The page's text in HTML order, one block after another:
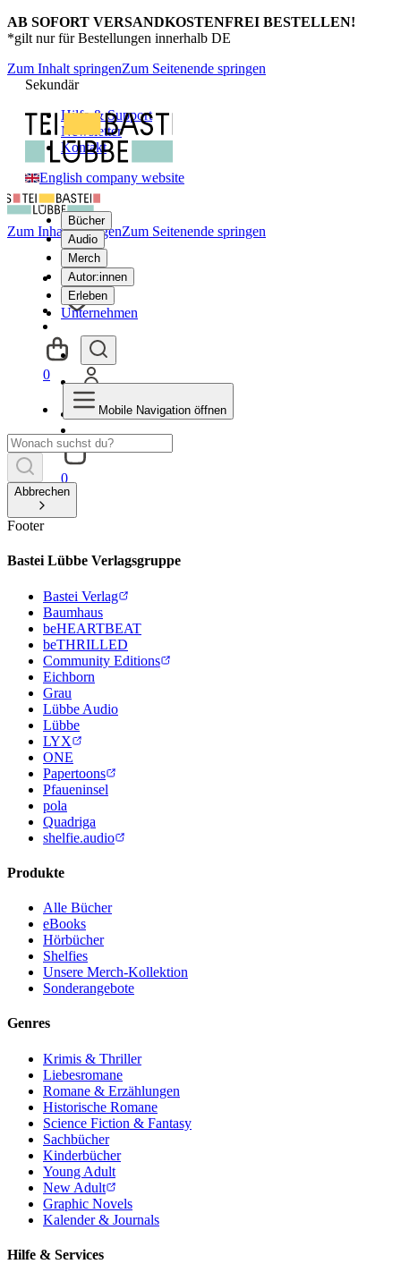
AB SOFORT VERSANDKOSTENFREI BESTELLEN!
*gilt nur für Bestellungen innerhalb DE
Zum Inhalt springenZum Seitenende springen
Sekundär
Hilfe & Support
Newsletter
Kontakt
English company website
Bücher
Audio
Merch
Autor:innen
Erleben
Unternehmen
0
Zum Inhalt springenZum Seitenende springen
0
Mobile Navigation öffnen
Abbrechen
Footer
Bastei Lübbe Verlagsgruppe
Bastei Verlag
Baumhaus
beHEARTBEAT
beTHRILLED
Community Editions
Eichborn
Grau
Lübbe Audio
Lübbe
LYX
ONE
Papertoons
Pfaueninsel
pola
Quadriga
shelfie.audio
Produkte
Alle Bücher
eBooks
Hörbücher
Shelfies
Unsere Merch-Kollektion
Sonderangebote
Genres
Krimis & Thriller
Liebesromane
Romane & Erzählungen
Historische Romane
Science Fiction & Fantasy
Sachbücher
Kinderbücher
Young Adult
New Adult
Graphic Novels
Kalender & Journals
Hilfe & Services